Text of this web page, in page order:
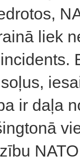
liek
ir daļa